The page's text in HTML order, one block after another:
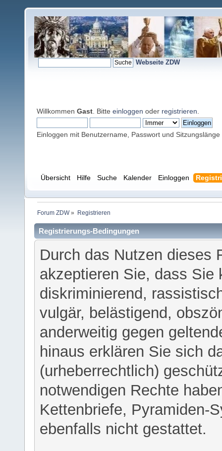
Webseite ZDW
Willkommen Gast . Bitte einloggen oder registrieren
Einloggen mit Benutzername, Passwort und Sitzungslänge
Übersicht Hilfe Suche Kalender Einloggen
Forum ZDW» Registrieren
Registrierungs-Bedingungen
Durch das Nutzen dieses
akzeptieren Sie, dass Sie
diskriminierend,
vulgär, belästigend,
anderweitig gegen
hinaus erklären Sie sich
(urheberrechtlich)
notwendigen Rechte
Kettenbriefe, Pyramiden-
ebenfalls nicht gestattet.